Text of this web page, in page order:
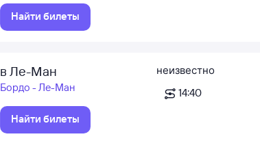
Найти билеты
в Ле-Ман
Бордо - Ле-Ман
Найти билеты
неизвестно
14:40